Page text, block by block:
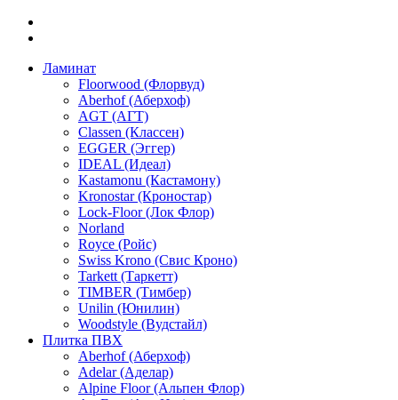
Ламинат
Floorwood (Флорвуд)
Aberhof (Аберхоф)
AGT (АГТ)
Classen (Классен)
EGGER (Эггер)
IDEAL (Идеал)
Kastamonu (Кастамону)
Kronostar (Кроностар)
Lock-Floor (Лок Флор)
Norland
Royce (Ройс)
Swiss Krono (Свис Кроно)
Tarkett (Таркетт)
TIMBER (Тимбер)
Unilin (Юнилин)
Woodstyle (Вудстайл)
Плитка ПВХ
Aberhof (Аберхоф)
Adelar (Аделар)
Alpine Floor (Альпен Флор)